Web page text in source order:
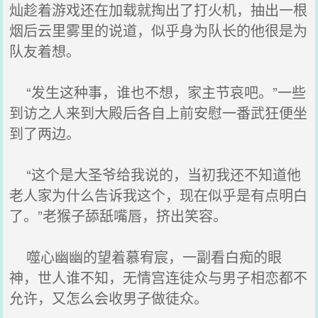
灿趁着游戏还在加载就掏出了打火机，抽出一根
烟后云里雾里的说道，似乎身为队长的他很是为
队友着想。
“发生这种事，谁也不想，家主节哀吧。”一些
到访之人来到大殿后各自上前安慰一番武狂便坐
到了两边。
“这个是大圣爷给我说的，当初我还不知道他
老人家为什么告诉我这个，现在似乎是有点明白
了。”老猴子舔舐嘴唇，挤出笑容。
噬心幽幽的望着慕宥宸，一副看白痴的眼
神，世人谁不知，无情宫连徒众与男子相恋都不
允许，又怎么会收男子做徒众。